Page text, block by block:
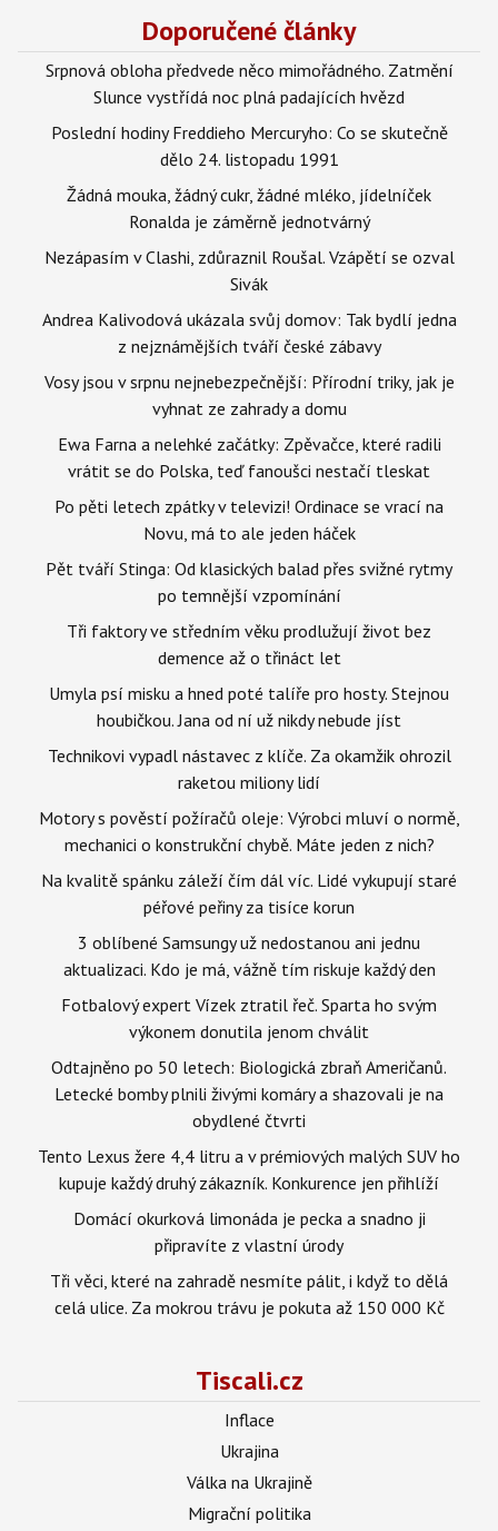
Doporučené články
Srpnová obloha předvede něco mimořádného. Zatmění
Slunce vystřídá noc plná padajících hvězd
Poslední hodiny Freddieho Mercuryho: Co se skutečně
dělo 24. listopadu 1991
Žádná mouka, žádný cukr, žádné mléko, jídelníček
Ronalda je záměrně jednotvárný
Nezápasím v Clashi, zdůraznil Roušal. Vzápětí se ozval
Sivák
Andrea Kalivodová ukázala svůj domov: Tak bydlí jedna
z nejznámějších tváří české zábavy
Vosy jsou v srpnu nejnebezpečnější: Přírodní triky, jak je
vyhnat ze zahrady a domu
Ewa Farna a nelehké začátky: Zpěvačce, které radili
vrátit se do Polska, teď fanoušci nestačí tleskat
Po pěti letech zpátky v televizi! Ordinace se vrací na
Novu, má to ale jeden háček
Pět tváří Stinga: Od klasických balad přes svižné rytmy
po temnější vzpomínání
Tři faktory ve středním věku prodlužují život bez
demence až o třináct let
Umyla psí misku a hned poté talíře pro hosty. Stejnou
houbičkou. Jana od ní už nikdy nebude jíst
Technikovi vypadl nástavec z klíče. Za okamžik ohrozil
raketou miliony lidí
Motory s pověstí požíračů oleje: Výrobci mluví o normě,
mechanici o konstrukční chybě. Máte jeden z nich?
Na kvalitě spánku záleží čím dál víc. Lidé vykupují staré
péřové peřiny za tisíce korun
3 oblíbené Samsungy už nedostanou ani jednu
aktualizaci. Kdo je má, vážně tím riskuje každý den
Fotbalový expert Vízek ztratil řeč. Sparta ho svým
výkonem donutila jenom chválit
Odtajněno po 50 letech: Biologická zbraň Američanů.
Letecké bomby plnili živými komáry a shazovali je na
obydlené čtvrti
Tento Lexus žere 4,4 litru a v prémiových malých SUV ho
kupuje každý druhý zákazník. Konkurence jen přihlíží
Domácí okurková limonáda je pecka a snadno ji
připravíte z vlastní úrody
Tři věci, které na zahradě nesmíte pálit, i když to dělá
celá ulice. Za mokrou trávu je pokuta až 150 000 Kč
Tiscali.cz
Inflace
Ukrajina
Válka na Ukrajině
Migrační politika